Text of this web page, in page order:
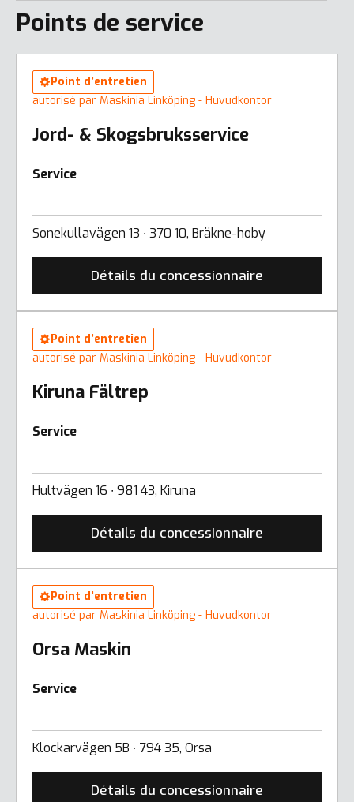
Points de service
Point d’entretien
autorisé par Maskinia Linköping - Huvudkontor
Jord- & Skogsbruksservice
Service
Sonekullavägen 13 ∙ 370 10, Bräkne-hoby
Détails du concessionnaire
Point d’entretien
autorisé par Maskinia Linköping - Huvudkontor
Kiruna Fältrep
Service
Hultvägen 16 ∙ 981 43, Kiruna
Détails du concessionnaire
Point d’entretien
autorisé par Maskinia Linköping - Huvudkontor
Orsa Maskin
Service
Klockarvägen 5B ∙ 794 35, Orsa
Détails du concessionnaire